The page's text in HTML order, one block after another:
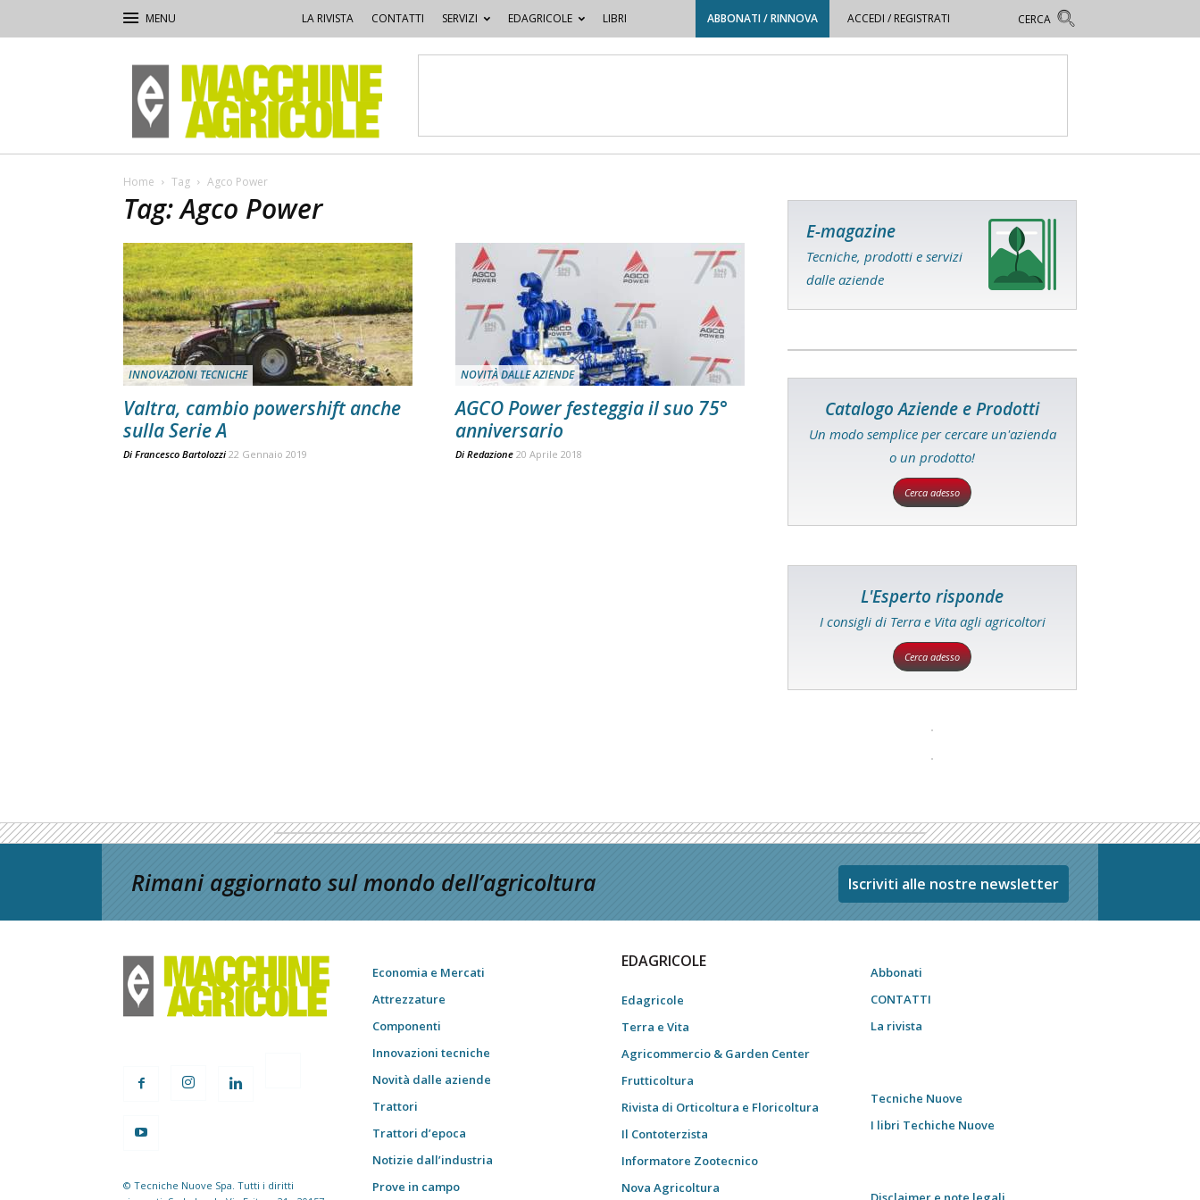
LA RIVISTA CONTATTI SERVIZI EDAGRICOLE LIBRI ABBONATI / RINNOVA ACCEDI / REGISTRATI
Macchine
Agricole
Home Tag Agco Power
Tag: Agco Power
INNOVAZIONI TECNICHE
Valtra, cambio powershift anche
sulla Serie A
Di Francesco Bartolozzi 22 Gennaio 2019
NOVITÀ DALLE AZIENDE
AGCO Power festeggia il suo 75°
anniversario
Di Redazione 20 Aprile 2018
E-magazine
Tecniche, prodotti e servizi
dalle aziende
Catalogo Aziende e Prodotti
Un modo semplice per cercare un'azienda
o un prodotto!
Cerca adesso
L'Esperto risponde
I consigli di Terra e Vita agli agricoltori
Cerca adesso
Rimani aggiornato sul mondo dell’agricoltura Iscriviti alle nostre newsletter
© Tecniche Nuove Spa. Tutti i diritti
Economia e Mercati
Attrezzature
Componenti
Innovazioni tecniche
Novità dalle aziende
Trattori
Trattori d’epoca
Notizie dall’industria
Prove in campo
EDAGRICOLE
Edagricole
Terra e Vita
Agricommercio & Garden Center
Frutticoltura
Rivista di Orticoltura e Floricoltura
Il Contoterzista
Informatore Zootecnico
Nova Agricoltura
Abbonati
CONTATTI
La rivista
Tecniche Nuove
I libri Techiche Nuove